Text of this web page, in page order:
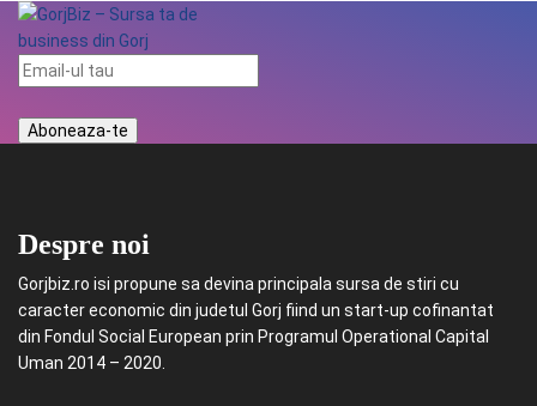
Despre noi
Gorjbiz.ro isi propune sa devina principala sursa de stiri cu
caracter economic din judetul Gorj fiind un start-up cofinantat
din Fondul Social European prin Programul Operational Capital
Uman 2014 – 2020.